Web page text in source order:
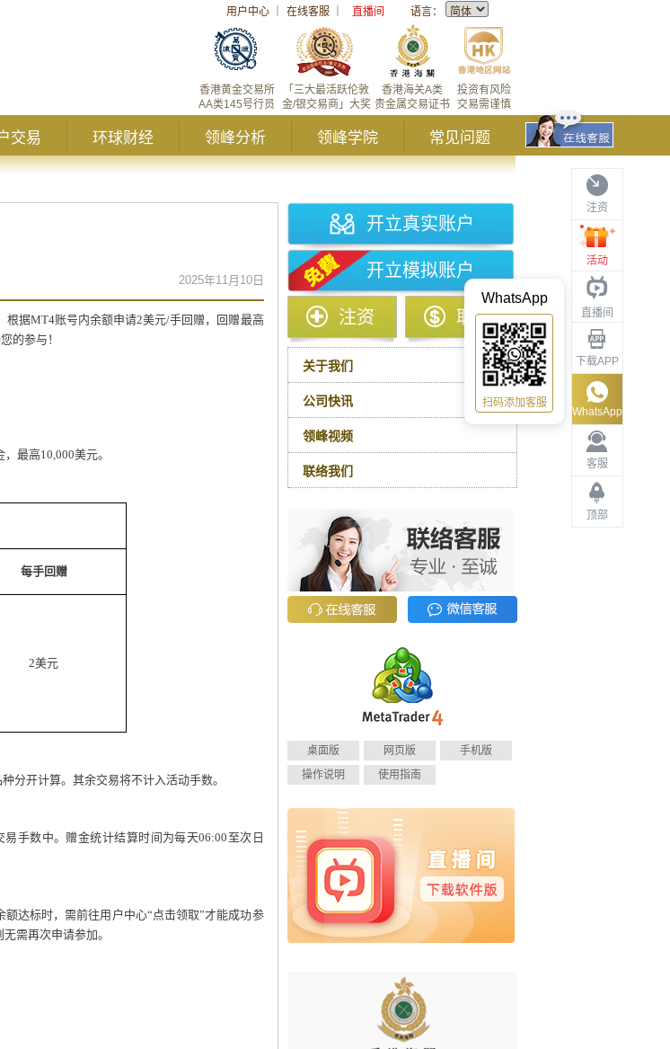
用户中心 在线客服 直播间 语言：
投资有风险
交易需谨慎
香港海关A类
贵金属交易证书
「三大最活跃伦敦
金/银交易商」大奖
香港黄金交易所
AA类145号行员
交易 环球财经 领峰分析 领峰学院 常见问题
注资
活动
直播间
下载APP
客服
顶部
WhatsApp
WhatsApp
扫码添加客服
2025年11月10日
根据MT4账号内余额申请2美元/手回赠，回赠最高
的参与！
，最高10,000美元。
每手回赠
2美元
分开计算。其余交易将不计入活动手数。
易手数中。赠金统计结算时间为每天06:00 至次日
达标时，需前往用户中心“点击领取”才能成功参
需再次申请参加。
开立真实账户
开立模拟账户
注资 取款
关于我们
公司快讯
领峰视频
联络我们
桌面版 网页版
手机版
操作说明
使用指南